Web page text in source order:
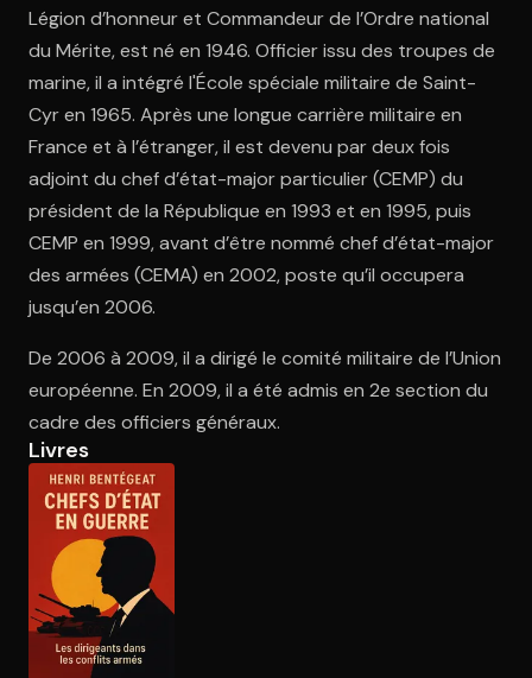
Légion d’honneur et Commandeur de l’Ordre national
du Mérite, est né en 1946. Officier issu des troupes de
marine, il a intégré l'École spéciale militaire de Saint-
Cyr en 1965. Après une longue carrière militaire en
France et à l’étranger, il est devenu par deux fois
adjoint du chef d’état-major particulier (CEMP) du
président de la République en 1993 et en 1995, puis
CEMP en 1999, avant d’être nommé chef d’état-major
des armées (CEMA) en 2002, poste qu’il occupera
jusqu’en 2006.
De 2006 à 2009, il a dirigé le comité militaire de l’Union
européenne. En 2009, il a été admis en 2e section du
cadre des officiers généraux.
Livres